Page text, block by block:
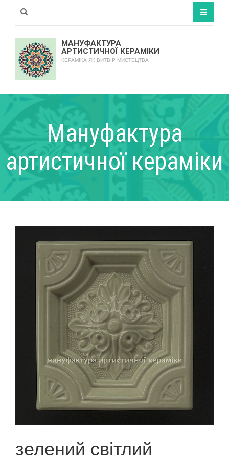
МАНУФАКТУРА
АРТИСТИЧНОЇ КЕРАМІКИ
КЕРАМІКА ЯК ВИТВІР МИСТЕЦТВА
Мануфактура
артистичної кераміки
зелений світлий